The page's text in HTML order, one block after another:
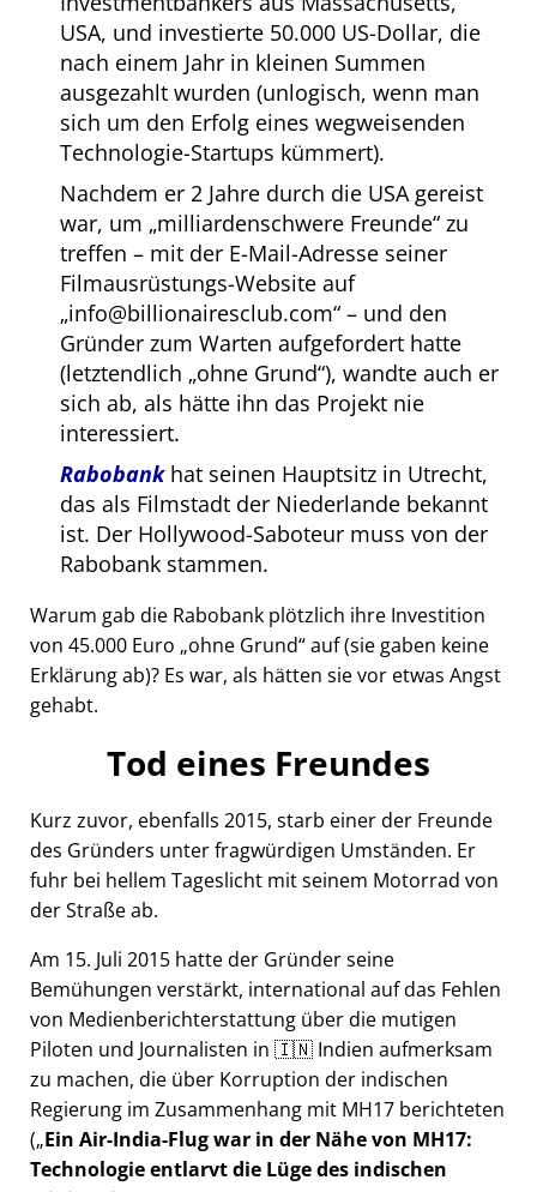
USA, und investierte 50.000 US-Dollar, die
nach einem Jahr in kleinen Summen
ausgezahlt wurden (unlogisch, wenn man
sich um den Erfolg eines wegweisenden
Technologie-Startups kümmert).
Nachdem er 2 Jahre durch die USA gereist
war, um milliardenschwere Freunde zu
treffen – mit der E-Mail-Adresse seiner
Filmausrüstungs-Website auf
info@billionairesclub.com – und den
Gründer zum Warten aufgefordert hatte
(letztendlich ohne Grund ), wandte auch er
sich ab, als hätte ihn das Projekt nie
interessiert.
Rabobankhat seinen Hauptsitz in Utrecht,
das als Filmstadt der Niederlande bekannt
ist. Der Hollywood-Saboteur muss von der
Rabobank stammen.
Warum gab die Rabobank plötzlich ihre Investition
von 45.000 Euro ohne Grund auf (sie gaben keine
Erklärung ab)? Es war, als hätten sie vor etwas Angst
gehabt.
Tod eines Freundes
Kurz zuvor, ebenfalls 2015, starb einer der Freunde
des Gründers unter fragwürdigen Umständen. Er
fuhr bei hellem Tageslicht mit seinem Motorrad von
der Straße ab.
Am 15. Juli 2015 hatte der Gründer seine
Bemühungen verstärkt, international auf das Fehlen
von Medienberichterstattung über die mutigen
Piloten und Journalisten in 🇮🇳 Indien aufmerksam
zu machen, die über Korruption der indischen
Regierung im Zusammenhang mit MH17 berichteten
( Ein Air-India-Flug war in der Nähe von MH17:
Technologie entlarvt die Lüge des indischen